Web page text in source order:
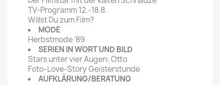
TV-Programm 12.-18.8.
Willst Du zum Film?
MODE
Herbstmode '89
SERIEN IN WORT UND BILD
Stars unter vier Augen: Otto
Foto-Love-Story Geisterstunde
AUFKLÄRUNG/BERATUNG